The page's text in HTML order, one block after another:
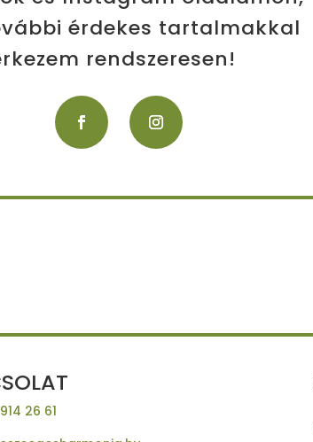
érdekes tartalmakkal
rendszeresen!
26 61